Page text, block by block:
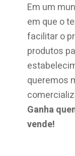
Em um
em que o
facilitar o
produtos
queremos
Ganha
vende!